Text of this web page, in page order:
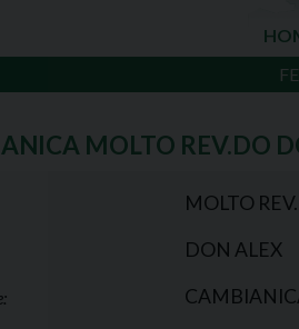
MOLTO REV.DO
MOLTO
DON ALEX